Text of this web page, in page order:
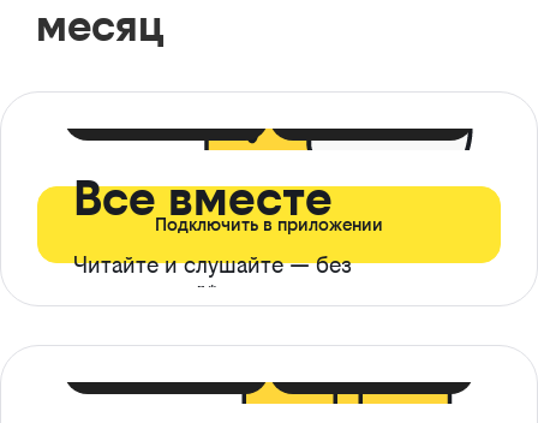
месяц
Все вместе
Читайте и слушайте — без
ограничений*
Подключить в приложении